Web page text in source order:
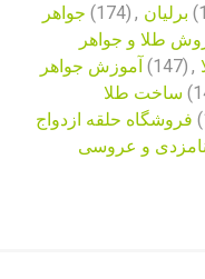
جواهر (174) , برلیان
طلا و جواهر
آموزش جواهر (147) ,
ساخت طلا
فروشگاه حلقه ازدواج
و عروسی